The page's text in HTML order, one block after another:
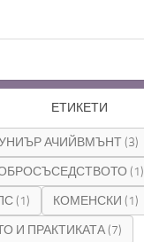
ЕТИКЕТИ
АЧИЙВМЪНТ(3)
(1)
(1) КОМЕНСКИ (1)
И ПРАКТИКАТА(7)